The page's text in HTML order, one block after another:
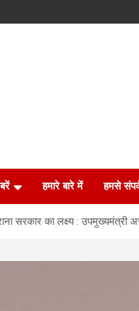
हमारे बारे में हमसे
सरकार का लक्ष्य : उपमुख्यमंत्री